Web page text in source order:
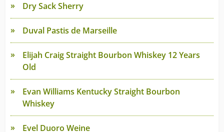
Dry Sack Sherry
Duval Pastis de Marseille
Elijah Craig Straight Bourbon Whiskey 12 Years
Old
Evan Williams Kentucky Straight Bourbon
Whiskey
Evel Duoro Weine